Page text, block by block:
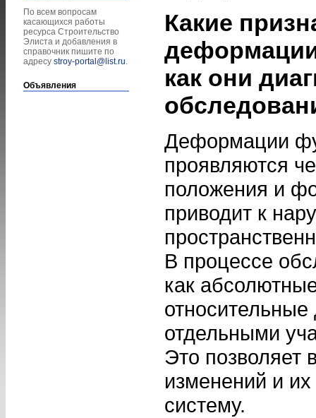
По всем вопросам
касающихся работы
ресурса Строительство
Элиста и добавления в
справочник пишите по
адресу stroy-portal@list.ru.
Объявления
Какие
как они
Деформации
проявляются
положения и
приводит к
В процессе
как
отдельными
Это позволяет
изменений и
систему.